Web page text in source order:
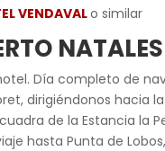
VENDAVALo similar
NATALES
Día completo de
dirigiéndonos hacia
de la Estancia la
hasta Punta de